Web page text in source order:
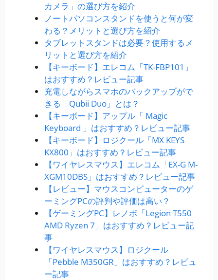
カメラ」の選び方を紹介
ノートパソコンスタンドを使うと何が変
わる？メリットと選び方を紹介
タブレットスタンドは必要？使用するメ
リットと選び方を紹介
【キーボード】エレコム「TK-FBP101」
はおすすめ？レビュー記事
充電しながらスマホのバックアップがで
きる「Qubii Duo」とは？
【キーボード】アップル「 Magic
Keyboard 」はおすすめ？レビュー記事
【キーボード】ロジクール「MX KEYS
KX800」はおすすめ？レビュー記事
【ワイヤレスマウス】エレコム「EX-G M-
XGM10DBS」はおすすめ？レビュー記事
【レビュー】マウスコンピューターのゲ
ーミングPCの評判や評価は高い？
【ゲーミングPC】レノボ「Legion T550
AMD Ryzen 7」はおすすめ？レビュー記
事
【ワイヤレスマウス】ロジクール
「Pebble M350GR」はおすすめ？レビュ
ー記事